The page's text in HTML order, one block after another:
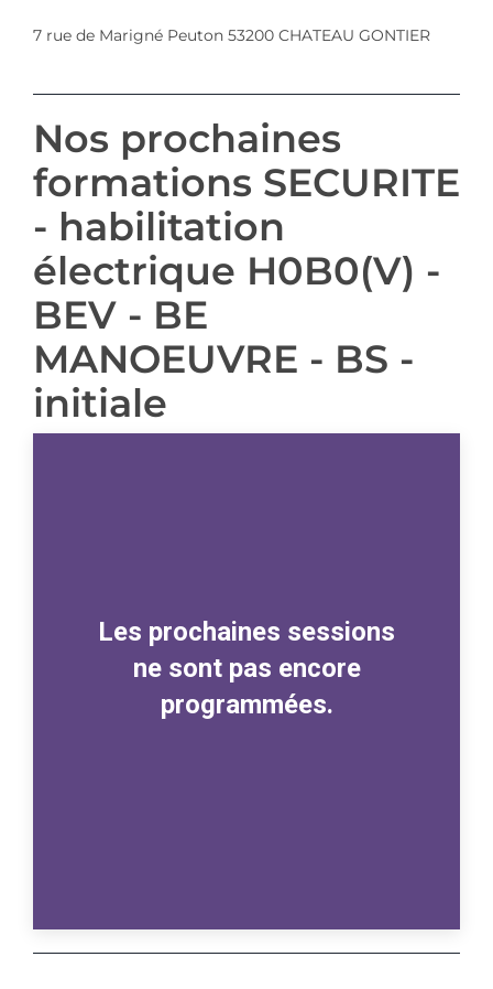
7 rue de Marigné Peuton 53200 CHATEAU GONTIER
Nos prochaines
formations SECURITE
- habilitation
électrique H0B0(V) -
BEV - BE
MANOEUVRE - BS -
initiale
Les prochaines sessions
ne sont pas encore
programmées.